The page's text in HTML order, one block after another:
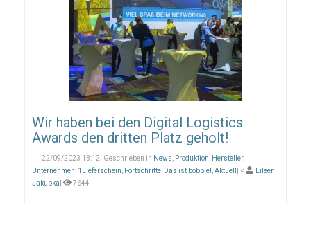
Wir haben bei den Digital Logistics
Awards den dritten Platz geholt!
22/09/2023 13:12| Geschrieben in News Produktion Hersteller,
Unternehmen 1Lieferschein Fortschritte Das ist bobbie! Aktuell | <
Eileen
Jakupka
7644